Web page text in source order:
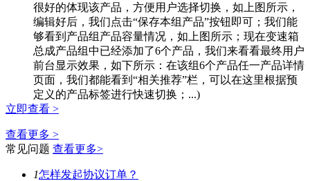
很好的体现该产品，方便用户选择切换，如上图所示，
编辑好后，我们点击“保存本组产品”按钮即可；我们能
够看到产品组产品容量情况，如上图所示；现在变速箱
总成产品组中已经添加了6个产品，我们来看看最终用户
前台显示效果，如下所示：在该组6个产品任一产品详情
页面，我们都能看到“相关推荐”栏，可以在这里根据预
定义的产品标签进行快速切换；...)
立即查看 >
查看更多 >
常见问题 查看更多>
1怎样发起协议订单？